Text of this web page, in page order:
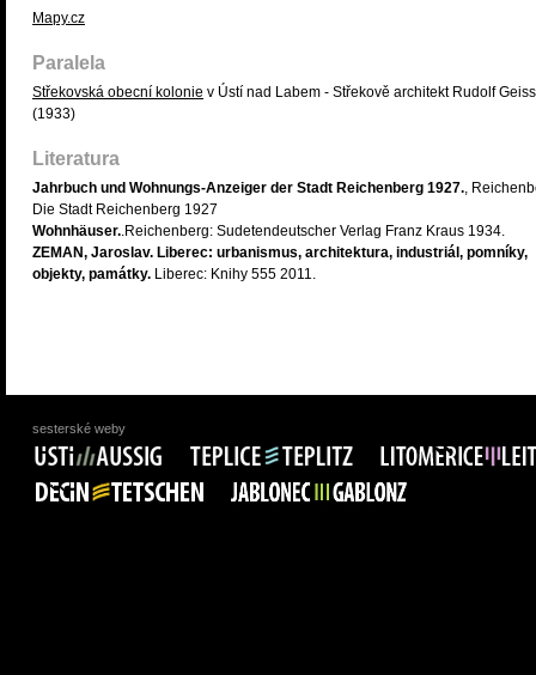
Mapy.cz
Paralela
Střekovská obecní kolonie v Ústí nad Labem - Střekově architekt Rudolf
(1933)
Literatura
Jahrbuch und Wohnungs-Anzeiger der Stadt Reichenberg 1927.,
Die Stadt Reichenberg 1927
Wohnhäuser..Reichenberg: Sudetendeutscher Verlag Franz Kraus 1934.
ZEMAN, Jaroslav. Liberec: urbanismus, architektura, industriál, pomníky,
objekty, památky. Liberec: Knihy 555 2011.
sesterské weby